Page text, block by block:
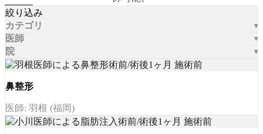
絞り込み
カテゴリ
医師
院
鼻整形
医師: 羽根 (福岡)